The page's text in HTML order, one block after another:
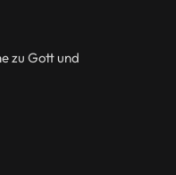
zu Gott und